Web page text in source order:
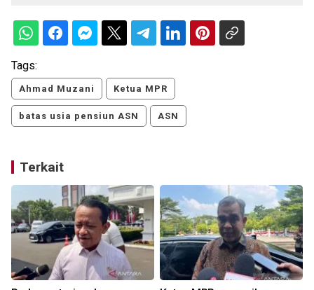
Tags:
Ahmad Muzani Ketua MPR
batas usia pensiun ASN ASN
Terkait